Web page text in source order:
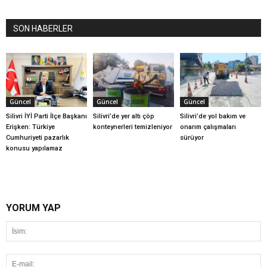
SON HABERLER
Güncel
Silivri İYİ Parti İlçe Başkanı
Erişken: Türkiye
Cumhuriyeti pazarlık
konusu yapılamaz
Güncel
Silivri’de yer altı çöp
konteynerleri temizleniyor
Güncel
Silivri’de yol bakım ve
onarım çalışmaları
sürüyor
YORUM YAP